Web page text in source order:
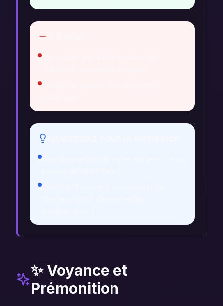
✨ Voyance et
Prémonition